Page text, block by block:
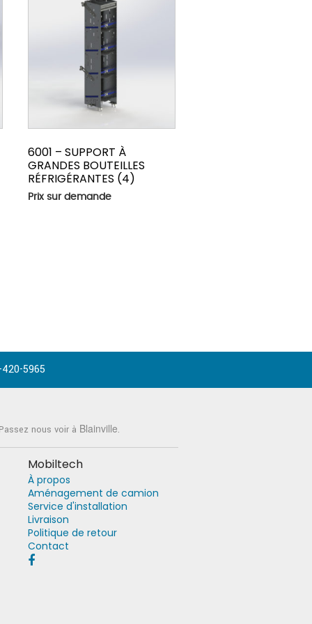
6001 – SUPPORT À
GRANDES BOUTEILLES
RÉFRIGÉRANTES (4)
Prix sur demande
5965
nous voir à Blainville.
Mobiltech
À propos
Aménagement de camion
Service d'installation
Livraison
Politique de retour
Contact